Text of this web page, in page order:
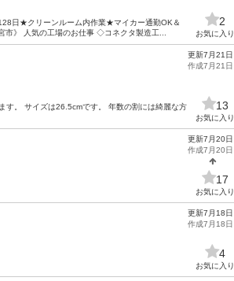
日★クリーンルーム内作業★マイカー通勤OK＆
》 人気の工場のお仕事 ◇コネクタ製造工...
2
お気に入り
す。 サイズは26.5cmです。 年数の割には綺麗な方
更新7月21日
作成7月21日
13
お気に入り
更新7月20日
作成7月20日
17
お気に入り
更新7月18日
作成7月18日
4
お気に入り